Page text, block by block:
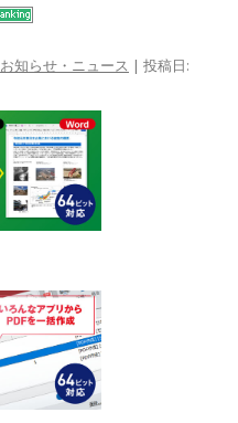
お知らせ・ニュース | 投稿日: